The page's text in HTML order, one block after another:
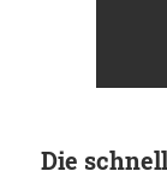
Die